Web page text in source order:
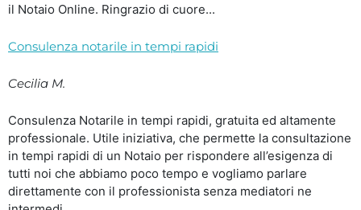
il Notaio Online. Ringrazio di cuore...
Consulenza notarile in tempi rapidi
Cecilia M.
Consulenza Notarile in tempi rapidi, gratuita ed altamente
professionale. Utile iniziativa, che permette la consultazione
in tempi rapidi di un Notaio per rispondere all’esigenza di
tutti noi che abbiamo poco tempo e vogliamo parlare
direttamente con il professionista senza mediatori ne